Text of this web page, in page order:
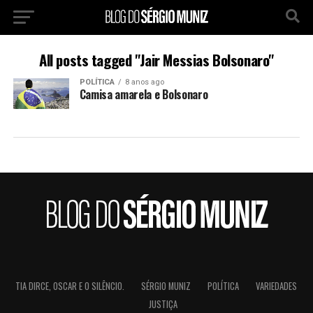
All posts tagged "Jair Messias Bolsonaro"
POLÍTICA 8 anos ago
Camisa amarela e Bolsonaro
TIA DIRCE, OSCAR E O SILÊNCIO. SÉRGIO MUNIZ POLÍTICA
VARIEDADES
JUSTIÇA